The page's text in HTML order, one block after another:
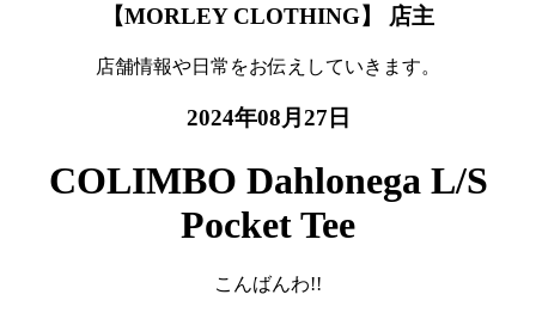
【MORLEY CLOTHING】 店主
店舗情報や日常をお伝えしていきます。
2024年08月27日
COLIMBO Dahlonega L/S
Pocket Tee
こんばんわ!!